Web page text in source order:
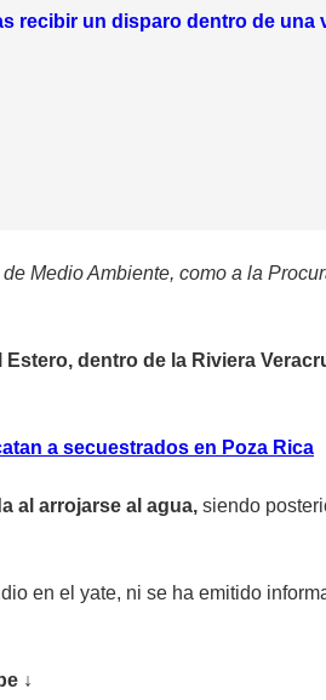
recibir un disparo dentro de una
Medio Ambiente, como a la
dentro de la Riviera
a secuestrados en Poza Rica
al arrojarse al agua, siendo
en el yate, ni se ha emitido
↓